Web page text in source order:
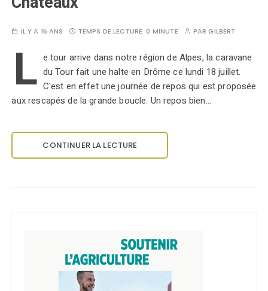
IL Y A 15 ANS TEMPS DE LECTURE :0 MINUTE PARGILBERT
L e tour arrive dans notre région de Alpes, la caravane
du Tour fait une halte en Drôme ce lundi 18 juillet.
C'est en effet une journée de repos qui est proposée
aux rescapés de la grande boucle. Un repos bien…
CONTINUER LA LECTURE